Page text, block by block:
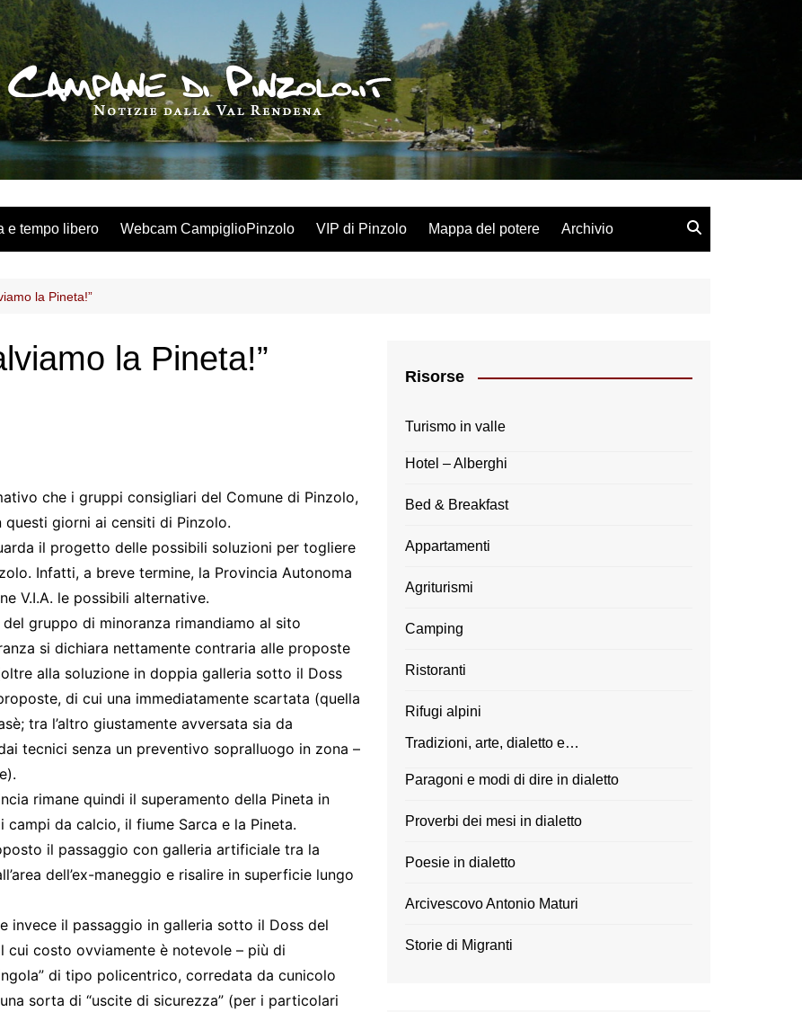
e tempo libero Webcam CampiglioPinzolo VIP di Pinzolo Mappa del potere Archivio
la Pineta!”
la Pineta!”
che i gruppi consigliari del Comune di Pinzolo,
questi giorni ai censiti di Pinzolo.
il progetto delle possibili soluzioni per togliere
Infatti, a breve termine, la Provincia Autonoma
V.I.A. le possibili alternative.
gruppo di minoranza rimandiamo al sito
si dichiara nettamente contraria alle proposte
alla soluzione in doppia galleria sotto il Doss
di cui una immediatamente scartata (quella
tra l’altro giustamente avversata sia da
tecnici senza un preventivo sopralluogo in zona –
rimane quindi il superamento della Pineta in
da calcio, il fiume Sarca e la Pineta.
il passaggio con galleria artificiale tra la
dell’ex-maneggio e risalire in superficie lungo
invece il passaggio in galleria sotto il Doss del
cui costo ovviamente è notevole – più di
di tipo policentrico, corredata da cunicolo
sorta di “uscite di sicurezza” (per i particolari
Risorse
Turismo in valle
Hotel – Alberghi
Bed & Breakfast
Appartamenti
Agriturismi
Camping
Ristoranti
Rifugi alpini
Tradizioni, arte, dialetto e…
Paragoni e modi di dire in dialetto
Proverbi dei mesi in dialetto
Poesie in dialetto
Arcivescovo Antonio Maturi
Storie di Migranti